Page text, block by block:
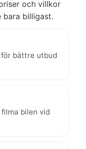
och villkor
billigast.
bättre utbud
bilen vid